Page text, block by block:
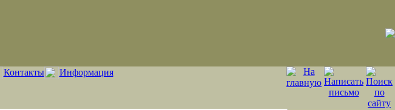
Контакты Информация